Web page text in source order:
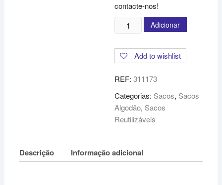
contacte-nos!
Quantidade
de
de
Reciclado
-
Interior
Laminado
-
180gr
Adicionar
Add to wishlist
REF:311173
Categorias: Sacos, Sacos
Algodão, Sacos
Reutilizáveis
Descrição Informação adicional